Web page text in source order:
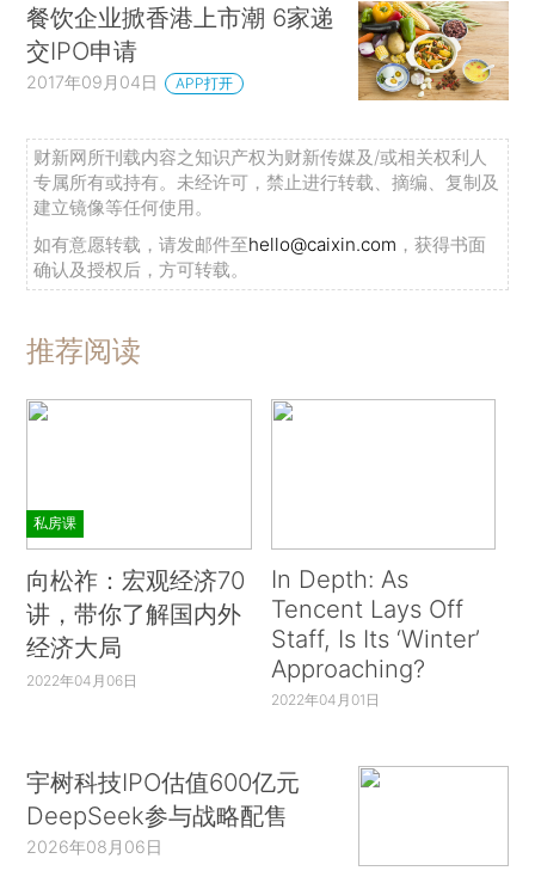
餐饮企业掀香港上市潮 6家递
交IPO申请
2017年09月04日 APP打开
财新网所刊载内容之知识产权为财新传媒及/或相关权利人
专属所有或持有。未经许可，禁止进行转载、摘编、复制及
建立镜像等任何使用。
如有意愿转载，请发邮件至hello@caixin.com ，获得书面
确认及授权后，方可转载。
推荐阅读
私房课
向松祚：宏观经济70
讲，带你了解国内外
经济大局
2022年04月06日
In Depth: As
Tencent Lays Off
Staff, Is Its ‘Winter’
Approaching?
2022年04月01日
宇树科技IPO估值600亿元
DeepSeek参与战略配售
2026年08月06日